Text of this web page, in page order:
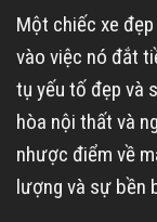
Một chiếc xe
vào việc nó đắt
tụ yếu tố đẹp và
hòa nội thất và
nhược điểm về
lượng và sự bền